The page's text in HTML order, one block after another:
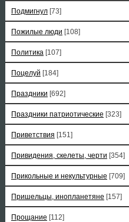
Подмигнул [73]
Пожилые люди [108]
Политика [107]
Поцелуй [184]
Праздники [692]
Праздники патриотические [323]
Приветствия [151]
Привидения, скелеты, черти [354]
Прикольные и некультурные [709]
Пришельцы, инопланетяне [157]
Прощание [112]